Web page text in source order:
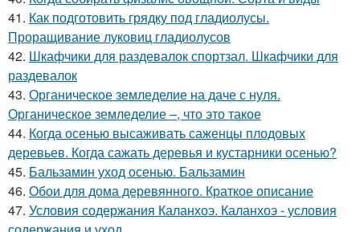
41. Как подготовить грядку под гладиолусы.
Проращивание луковиц гладиолусов
42. Шкафчики для раздевалок спортзал. Шкафчики для
раздевалок
43. Органическое земледелие на даче с нуля.
Органическое земледелие –, что это такое
44. Когда осенью высаживать саженцы плодовых
деревьев. Когда сажать деревья и кустарники осенью?
45. Бальзамин уход осенью. Бальзамин
46. Обои для дома деревянного. Краткое описание
47. Условия содержания Каланхоэ. Каланхоэ - условия